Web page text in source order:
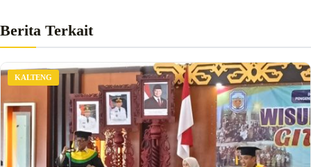
Berita Terkait
KALTENG